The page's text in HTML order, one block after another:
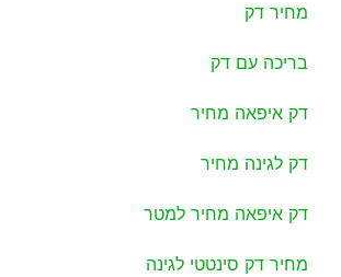
מחיר דק
בריכה עם דק
דק איפאה מחיר
דק לגינה מחיר
דק איפאה מחיר למטר
מחיר דק סינטטי לגינה